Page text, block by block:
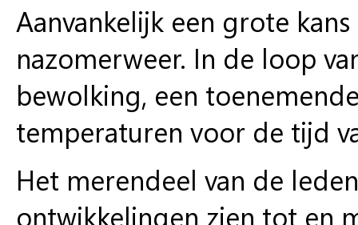
Aanvankelijk een grote
nazomerweer. In de loop
bewolking, een
temperaturen voor de tijd
Het merendeel van de
ontwikkelingen zien tot en